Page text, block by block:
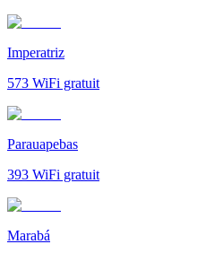
Imperatriz
573 WiFi gratuit
Parauapebas
393 WiFi gratuit
Marabá